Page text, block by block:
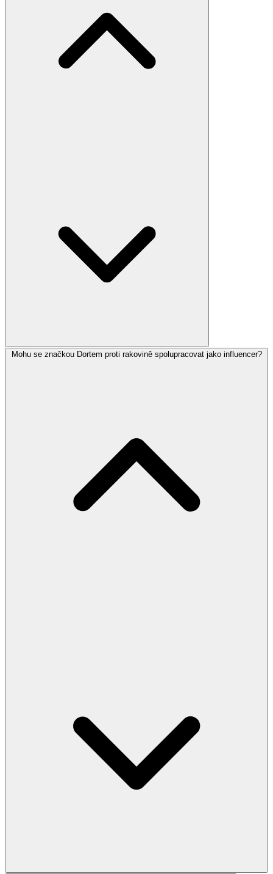
Mohu se značkou Dortem proti rakovině spolupracovat jako influencer?